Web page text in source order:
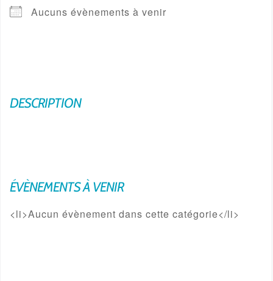
Aucuns évènements à venir
DESCRIPTION
ÉVÈNEMENTS À VENIR
<li>Aucun évènement dans cette catégorie</li>